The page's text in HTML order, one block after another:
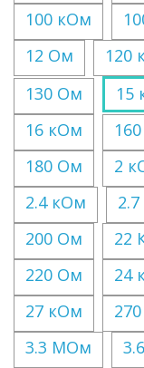
100 кОм
12 Ом
120
130 Ом
15
16 кОм
180 Ом
2
2.4 кОм
200 Ом
22
220 Ом
24
27 кОм
3.3 МОм